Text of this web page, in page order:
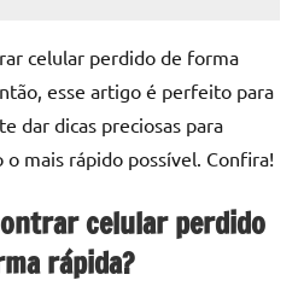
celular perdido de forma
esse artigo é perfeito para
dar dicas preciosas para
mais rápido possível. Confira!
celular perdido
rápida?